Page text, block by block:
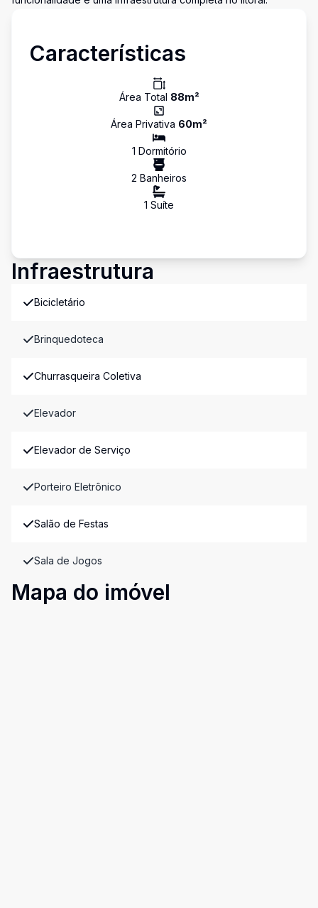
Características
Área Total 88m²
Área Privativa 60m²
1 Dormitório
2 Banheiros
1 Suíte
Infraestrutura
Bicicletário
Brinquedoteca
Churrasqueira Coletiva
Elevador
Elevador de Serviço
Porteiro Eletrônico
Salão de Festas
Sala de Jogos
Mapa do imóvel